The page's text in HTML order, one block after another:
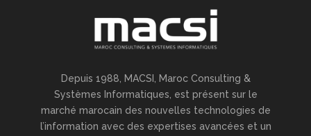
Depuis 1988, MACSI, Maroc Consulting &
Systèmes Informatiques, est présent sur le
marché marocain des nouvelles technologies de
l’information avec des expertises avancées et un